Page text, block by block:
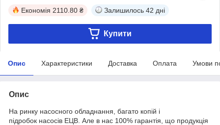
Економія 2110.80 ₴ Залишилось 42 дні
Купити
Опис Характеристики Доставка Оплата Умови
Опис
На ринку насосного обладнання, багато копій і
підробок насосів ЕЦВ. Але в нас 100% гарантія, що продукція